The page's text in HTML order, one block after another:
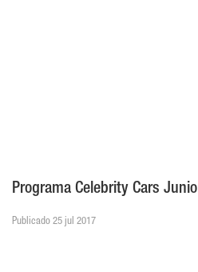
Programa Celebrity Cars Junio
Publicado 25 jul 2017